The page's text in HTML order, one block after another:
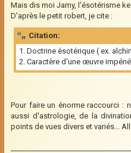
Mais dis moi Jamy, l'ésotérisme
D'après le petit robert, je cite :
Citation:
1. Doctrine ésotérique ( ex.
2. Caractère d'une œuvre
Pour faire un énorme raccourci :
aussi d'astrologie, de la
points de vues divers et variés...